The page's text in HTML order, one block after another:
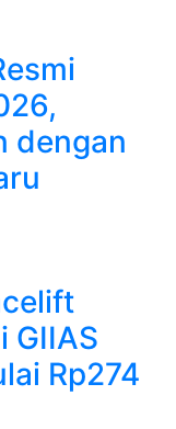
dengan
GIIAS
Rp274